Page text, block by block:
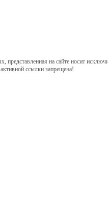
на сайте носит
ссылки запрещена!